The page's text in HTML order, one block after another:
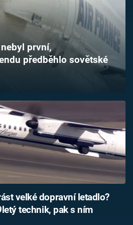
první,
předběhlo sovětské
velké dopravní letadlo?
technik, pak s ním